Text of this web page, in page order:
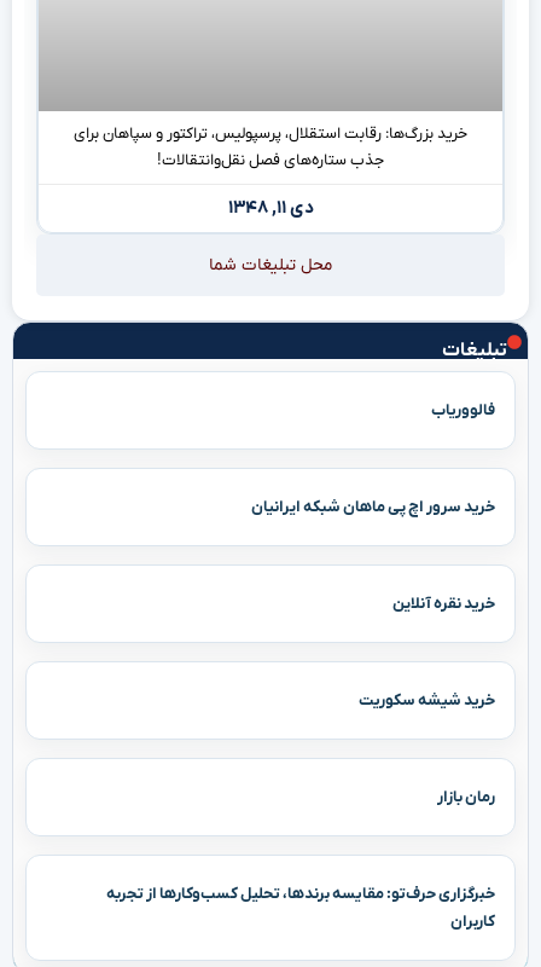
تبلیغات
فالووریاب
خرید سرور اچ پی ماهان شبکه ایرانیان
خرید نقره آنلاین
خرید شیشه سکوریت
رمان بازار
خبرگزاری حرف‌تو: مقایسه برندها، تحلیل کسب‌وکارها از تجربه
کاربران
خرید بزرگ‌ها: رقابت استقلال، پرسپولیس، تراکتور و سپاهان برای
جذب ستاره‌های فصل نقل‌وانتقالات!
دی ۱۱, ۱۳۴۸
محل تبلیغات شما